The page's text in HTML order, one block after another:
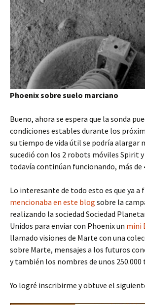
Phoenix sobre suelo marciano
Bueno, ahora se espera que la sonda
condiciones estables durante los
su tiempo de vida útil se podría alargar
sucedió con los 2 robots móviles Spirit
todavía continúan funcionando, más de
Lo interesante de todo esto es que ya a
mencionaba en este blog sobre la
realizando la sociedad Sociedad
Unidos para enviar con Phoenix un mini
llamado visiones de Marte con una
sobre Marte, mensajes a los futuros
y también los nombres de unos 250.000
Yo logré inscribirme y obtuve el